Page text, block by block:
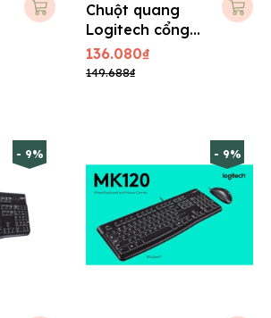
Chuột quang
Logitech cổng
USB, M100r
136.080₫
149.688₫
- 9% - 9%